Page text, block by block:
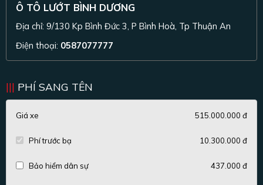
Ô TÔ LƯỚT BÌNH DƯƠNG
Địa chỉ: 9/130 Kp Bình Đức 3, P Bình Hoà, Tp Thuận An
Điện thoại: 0587077777
PHÍ SANG TÊN
Giá xe 515.000.000 đ
Phí trước bạ 10.300.000 đ
Bảo hiểm dân sự 437.000 đ